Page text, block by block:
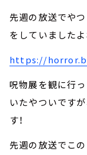
先週の放送でやつ
をしていました
https://
呪物展を観に行
いたやついです
す！
先週の放送でこ